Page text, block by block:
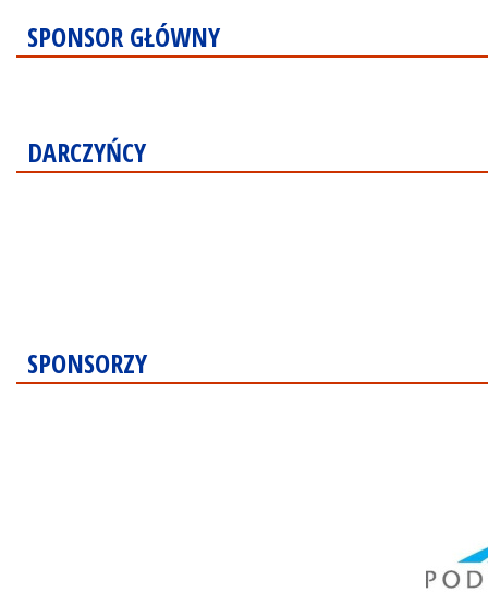
SPONSOR GŁÓWNY
DARCZYŃCY
SPONSORZY